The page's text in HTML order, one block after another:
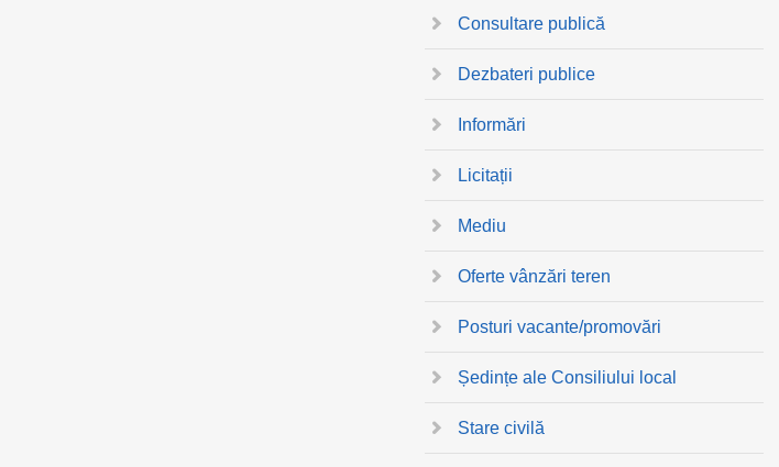
Consultare publică
Dezbateri publice
Informări
Licitații
Mediu
Oferte vânzări teren
Posturi vacante/promovări
Ședințe ale Consiliului local
Stare civilă